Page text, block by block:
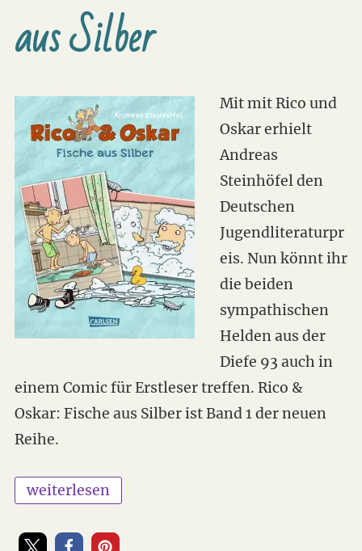
aus Silber
Mit mit Rico und
Oskar erhielt
Andreas
Steinhöfel den
Deutschen
Jugendliteraturpr
eis. Nun könnt ihr
die beiden
sympathischen
Helden aus der
Diefe 93 auch in
einem Comic für Erstleser treffen. Rico &
Oskar: Fische aus Silber ist Band 1 der neuen
Reihe.
„Rico & Oskar: Fische aus Silber“
weiterlesen